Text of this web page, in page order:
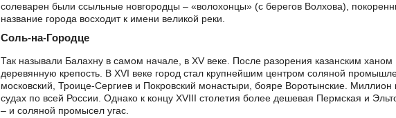
солеварен были ссыльные новгородцы – «волохонцы» (с берегов Волхова),
название города восходит к имени великой реки.
Соль-на-Городце
Так называли Балахну в самом начале, в XV веке. После разорения казанским
деревянную крепость. В XVI веке город стал крупнейшим центром соляной
московский, Троице-Сергиев и Покровский монастыри, бояре Воротынские. Миллион
судах по всей России. Однако к концу XVIII столетия более дешевая Пермская и
– и соляной промысел угас.